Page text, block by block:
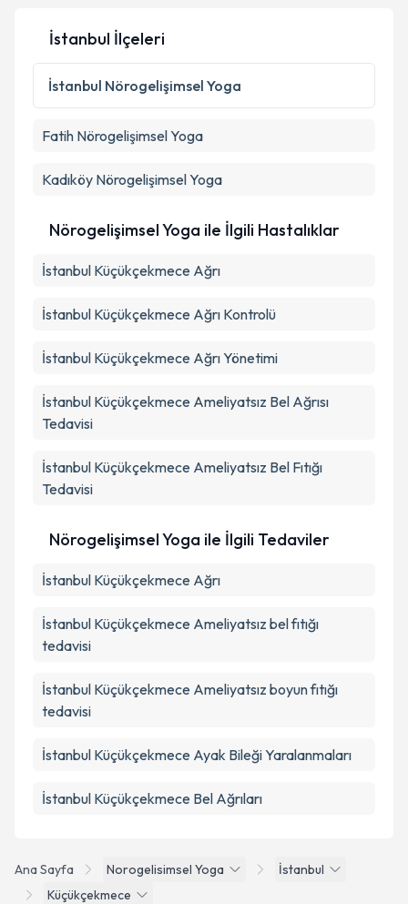
Kişisel verilerimin işlenmesine ilişkinAydınlatma
Metni'ni okudum ve kişisel verilerimin belirtilen
kapsamda işlenmesini kabul ediyorum.
Ana Sayfa Norogelisimsel Yoga
İstanbul
Küçükçekmece
İstanbul İlçeleri
İstanbul Nörogelişimsel Yoga
Fatih Nörogelişimsel Yoga
Kadıköy Nörogelişimsel Yoga
Nörogelişimsel Yoga ile İlgili Hastalıklar
İstanbul Küçükçekmece Ağrı
İstanbul Küçükçekmece Ağrı Kontrolü
İstanbul Küçükçekmece Ağrı Yönetimi
İstanbul Küçükçekmece Ameliyatsız Bel Ağrısı
Tedavisi
İstanbul Küçükçekmece Ameliyatsız Bel Fıtığı
Tedavisi
Nörogelişimsel Yoga ile İlgili Tedaviler
İstanbul Küçükçekmece Ağrı
İstanbul Küçükçekmece Ameliyatsız bel fıtığı
tedavisi
İstanbul Küçükçekmece Ameliyatsız boyun fıtığı
tedavisi
İstanbul Küçükçekmece Ayak Bileği Yaralanmaları
İstanbul Küçükçekmece Bel Ağrıları